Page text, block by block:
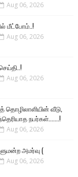
Aug 06, 2026
மீட்போம்..!
Aug 06, 2026
Aug 06, 2026
தொழிலாளியின் வீடு,
நபர்கள்.......!
Aug 06, 2026
அமர்வு (
Aug 06, 2026